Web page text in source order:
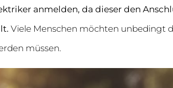
anmelden, da dieser den
Viele Menschen möchten unbedingt
müssen.